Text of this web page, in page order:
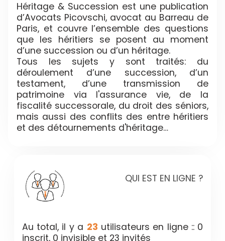
Héritage & Succession est une publication
d’Avocats Picovschi, avocat au Barreau de
Paris, et couvre l’ensemble des questions
que les héritiers se posent au moment
d’une succession ou d’un héritage.
Tous les sujets y sont traités: du
déroulement d’une succession, d’un
testament, d’une transmission de
patrimoine via l'assurance vie, de la
fiscalité successorale, du droit des séniors,
mais aussi des conflits des entre héritiers
et des détournements d'héritage…
QUI EST EN LIGNE ?
Au total, il y a 23 utilisateurs en ligne :: 0
inscrit, 0 invisible et 23 invités